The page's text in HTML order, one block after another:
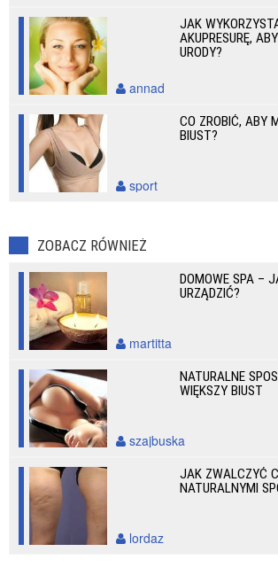
JAK
AKUPRESURĘ,
URODY?
annad
CO ZROBIĆ, ABY
BIUST?
sport
ZOBACZ RÓWNIEŻ
DOMOWE SPA –
URZĄDZIĆ?
martitta
NATURALNE
WIĘKSZY BIUST
szajbuska
JAK ZWALCZYĆ
NATURALNYMI
lordaz